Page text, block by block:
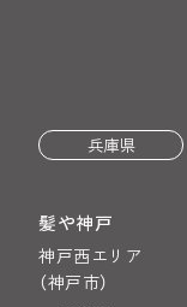
兵庫県
髪や神戸
神戸西エリア
（神戸市）